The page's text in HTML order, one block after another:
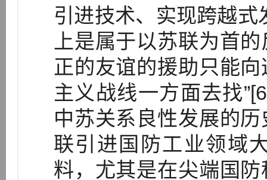
引进技术、实现跨越式
上是属于以苏联为首
正的友谊的援助只能
主义战线一方面去找
中苏关系良性发展的
联引进国防工业领域
料，尤其是在尖端国